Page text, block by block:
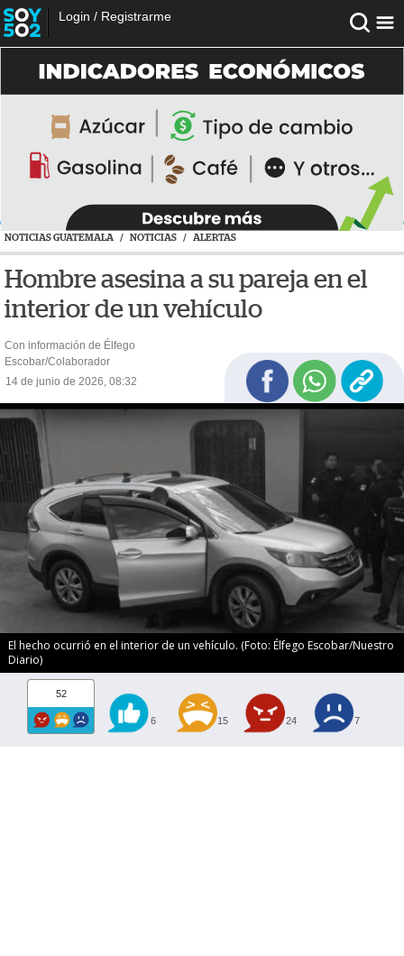
Login / Registrarme
NOTICIAS GUATEMALA / NOTICIAS / ALERTAS
Hombre asesina a su pareja en el
interior de un vehículo
Con información de Élfego
Escobar/Colaborador
14 de junio de 2026, 08:32
El hecho ocurrió en el interior de un vehículo. (Foto: Élfego Escobar/Nuestro
Diario)
52
6 15 24 7